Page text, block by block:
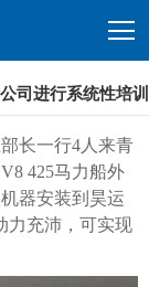
司进行系统性培训
长一行4人来青
425马力船外
器安装到昊运
力充沛，可实现